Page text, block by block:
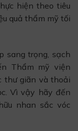
hiện theo tiêu
quả thẩm mỹ tối
sang trọng, sạch
Thẩm mỹ viện
thư giãn và thoải
Vì vậy hãy đến
nhan sắc vóc